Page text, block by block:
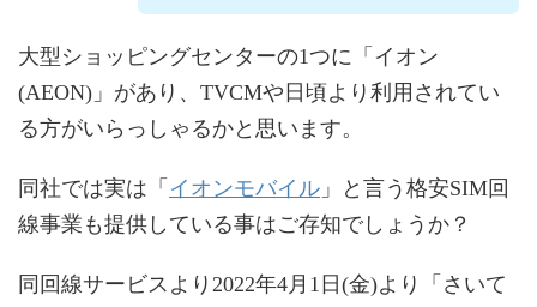
大型ショッピングセンターの1つに「イオン
(AEON)」があり、TVCMや日頃より利用されてい
る方がいらっしゃるかと思います。
同社では実は「 イオンモバイル 」と言う格安SIM回
線事業も提供している事はご存知でしょうか？
同回線サービスより2022年4月1日(金)より「さいて